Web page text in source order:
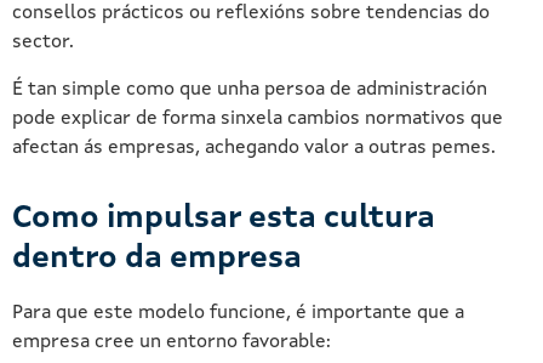
consellos prácticos ou reflexións sobre tendencias do
sector.
É tan simple como que unha persoa de administración
pode explicar de forma sinxela cambios normativos que
afectan ás empresas, achegando valor a outras pemes.
Como impulsar esta cultura
dentro da empresa
Para que este modelo funcione, é importante que a
empresa cree un entorno favorable: